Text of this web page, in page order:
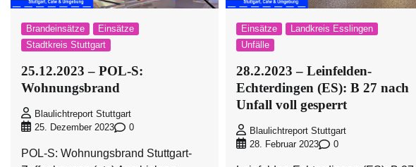
Brandeinsätze
Einsätze
Stadtkreis Stuttgart
25.12.2023 – POL-S:
Wohnungsbrand
Blaulichtreport Stuttgart
25. Dezember 2023
0
POL-S: Wohnungsbrand Stuttgart-
Einsätze
Landkreis Esslingen
Unfälle
28.2.2023 – Leinfelden-
Echterdingen (ES): B 27 nach
Unfall voll gesperrt
Blaulichtreport Stuttgart
28. Februar 2023
0